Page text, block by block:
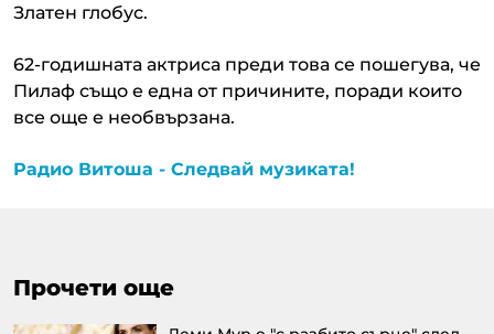
Златен глобус.
62-годишната актриса преди това се пошегува, че
Пилаф също е една от причините, поради които
все още е необвързана.
Радио Витоша - Следвай музиката!
Прочети още